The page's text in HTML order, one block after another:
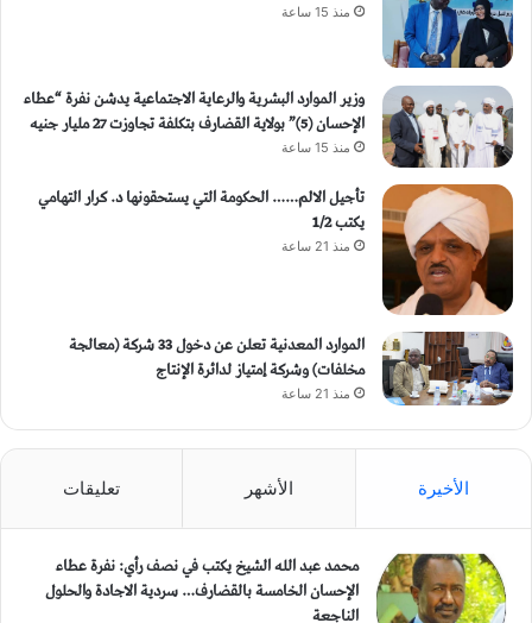
منذ 15 ساعة
وزير الموارد البشرية والرعاية الاجتماعية يدشن نفرة “عطاء
الإحسان (5)” بولاية القضارف بتكلفة تجاوزت 27 مليار جنيه
منذ 15 ساعة
تأجيل الالم…… الحكومة التي يستحقونها د. كرار التهامي
يكتب 1/2
منذ 21 ساعة
الموارد المعدنية تعلن عن دخول 33 شركة (معالجة
مخلفات) وشركة إمتياز لدائرة الإنتاج
منذ 21 ساعة
الأخيرة الأشهر تعليقات
محمد عبد الله الشيخ يكتب في نصف رأي: نفرة عطاء
الإحسان الخامسة بالقضارف… سردية الاجادة والحلول
الناجعة